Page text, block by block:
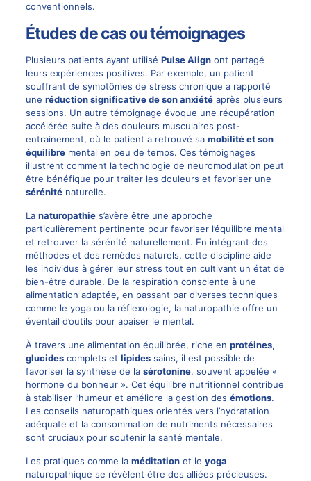
conventionnels.
Études de cas ou témoignages
Plusieurs patients ayant utilisé Pulse Alignont partagé
leurs expériences positives. Par exemple, un patient
souffrant de symptômes de stress chronique a rapporté
une réduction significative de son anxiétéaprès plusieurs
sessions. Un autre témoignage évoque une récupération
accélérée suite à des douleurs musculaires post-
entrainement, où le patient a retrouvé sa mobilité et son
équilibremental en peu de temps. Ces témoignages
illustrent comment la technologie de neuromodulation peut
être bénéfique pour traiter les douleurs et favoriser une
séréniténaturelle.
La naturopathies’avère être une approche
particulièrement pertinente pour favoriser l’équilibre mental
et retrouver la sérénité naturellement. En intégrant des
méthodes et des remèdes naturels, cette discipline aide
les individus à gérer leur stress tout en cultivant un état de
bien-être durable. De la respiration consciente à une
alimentation adaptée, en passant par diverses techniques
comme le yoga ou la réflexologie, la naturopathie offre un
éventail d’outils pour apaiser le mental.
À travers une alimentation équilibrée, riche en protéines,
glucidescomplets et lipidessains, il est possible de
favoriser la synthèse de la sérotonine, souvent appelée «
hormone du bonheur ». Cet équilibre nutritionnel contribue
à stabiliser l’humeur et améliore la gestion des émotions.
Les conseils naturopathiques orientés vers l’hydratation
adéquate et la consommation de nutriments nécessaires
sont cruciaux pour soutenir la santé mentale.
Les pratiques comme la méditationet le yoga
naturopathique se révèlent être des alliées précieuses.